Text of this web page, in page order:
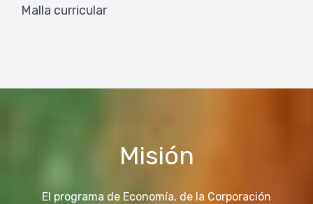
Malla curricular
Misión
El programa de Economía, de la Corporación